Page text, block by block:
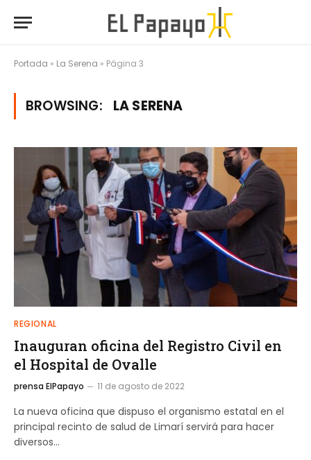
Portada » La Serena » Página 3
BROWSING: LA SERENA
REGIONAL
Inauguran oficina del Registro Civil en
el Hospital de Ovalle
prensa ElPapayo 11 de agosto de 2022
La nueva oficina que dispuso el organismo estatal en el
principal recinto de salud de Limarí servirá para hacer
diversos…